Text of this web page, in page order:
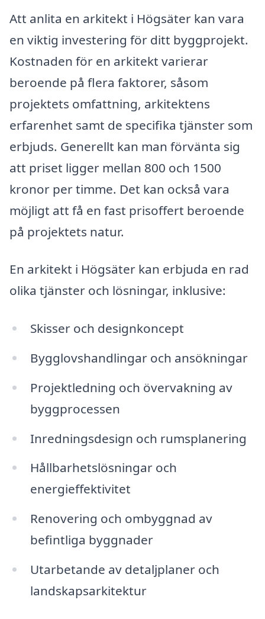
Att anlita en arkitekt i Högsäter kan vara
en viktig investering för ditt byggprojekt.
Kostnaden för en arkitekt varierar
beroende på flera faktorer, såsom
projektets omfattning, arkitektens
erfarenhet samt de specifika tjänster som
erbjuds. Generellt kan man förvänta sig
att priset ligger mellan 800 och 1500
kronor per timme. Det kan också vara
möjligt att få en fast prisoffert beroende
på projektets natur.
En arkitekt i Högsäter kan erbjuda en rad
olika tjänster och lösningar, inklusive:
Skisser och designkoncept
Bygglovshandlingar och ansökningar
Projektledning och övervakning av
byggprocessen
Inredningsdesign och rumsplanering
Hållbarhetslösningar och
energieffektivitet
Renovering och ombyggnad av
befintliga byggnader
Utarbetande av detaljplaner och
landskapsarkitektur